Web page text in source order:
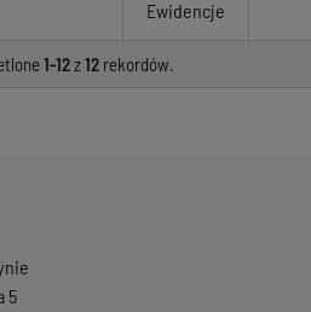
Ewidencje
1-12z12 rekordów.
5